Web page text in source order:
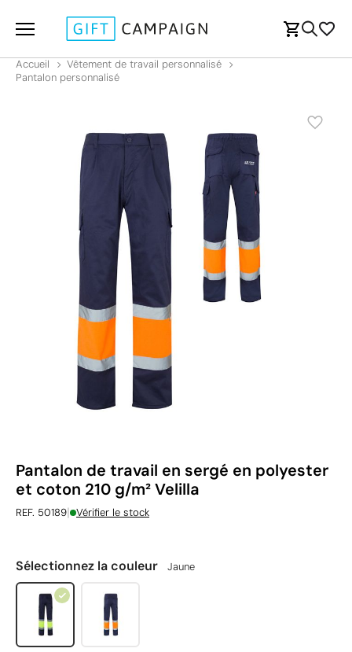
Accueil
Vêtement de travail personnalisé
Pantalon personnalisé
Pantalon de travail en sergé en polyester
et coton 210 g/m² Velilla
REF. 50189| Vérifier le stock
Sélectionnez la couleur Jaune